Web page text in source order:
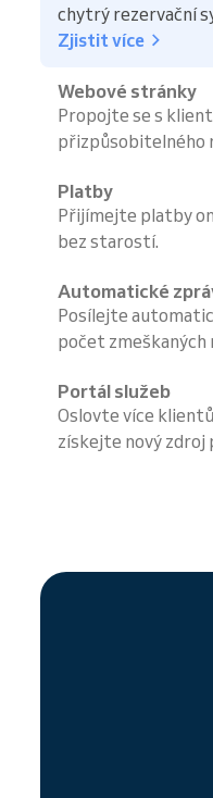
chytrý rezervační
Zjistit více
Webové stránky
Propojte se s
přizpůsobitelného
Platby
Přijímejte platby
bez starostí.
Automatické
Posílejte
počet zmeškaných
Portál služeb
Oslovte více
získejte nový zdroj